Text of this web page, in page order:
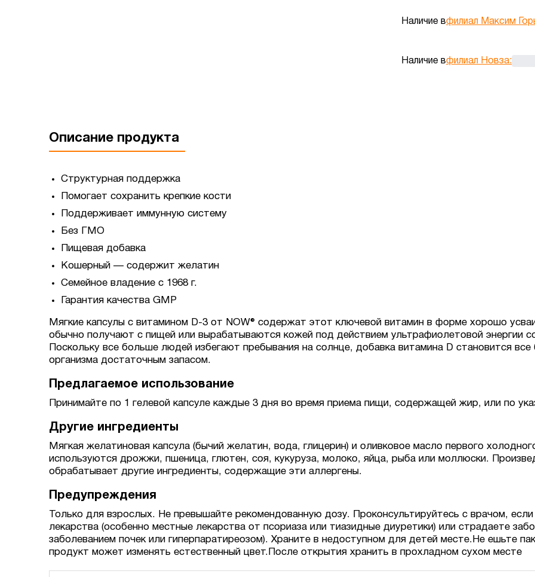
Наличие вфилиал Максим
Наличие вфилиал Новза:
Описание продукта
Структурная поддержка
Помогает сохранить крепкие кости
Поддерживает иммунную систему
Без ГМО
Пищевая добавка
Кошерный — содержит желатин
Семейное владение с 1968 г.
Гарантия качества GMP
Мягкие капсулы с витамином D-3 от NOW® содержат этот ключевой витамин в форме хорошо
обычно получают с пищей или вырабатываются кожей под действием ультрафиолетовой энергии
Поскольку все больше людей избегают пребывания на солнце, добавка витамина D становится
организма достаточным запасом.
Предлагаемое использование
Принимайте по 1 гелевой капсуле каждые 3 дня во время приема пищи, содержащей жир, или по
Другие ингредиенты
Мягкая желатиновая капсула (бычий желатин, вода, глицерин) и оливковое масло первого
используются дрожжи, пшеница, глютен, соя, кукуруза, молоко, яйца, рыба или моллюски.
обрабатывает другие ингредиенты, содержащие эти аллергены.
Предупреждения
Только для взрослых. Не превышайте рекомендованную дозу. Проконсультируйтесь с врачом,
лекарства (особенно местные лекарства от псориаза или тиазидные диуретики) или страдаете
заболеванием почек или гиперпаратиреозом). Храните в недоступном для детей месте.Не ешьте
продукт может изменять естественный цвет.После открытия хранить в прохладном сухом месте